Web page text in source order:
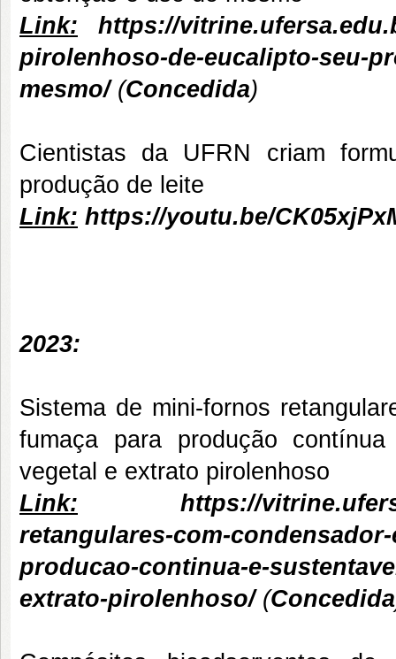
Link:
https://
pirolenhoso-de-eucalipto-seu-
mesmo/ (Concedida)
Cientistas da UFRN criam
produção de leite
Link: https://youtu.be/
2023:
Sistema de mini-fornos
fumaça para produção
vegetal e extrato pirolenhoso
Link:
https://
retangulares-com-
producao-continua-e-
extrato-pirolenhoso/ (Concedida